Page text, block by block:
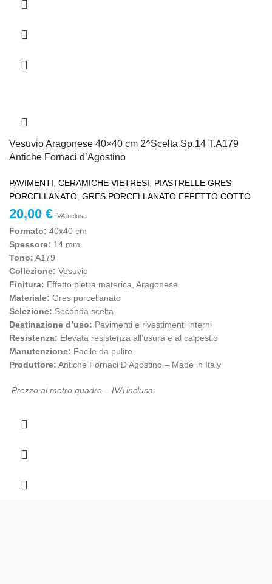
Vesuvio Aragonese 40×40 cm 2^Scelta Sp.14 T.A179
Antiche Fornaci d’Agostino
PAVIMENTI CERAMICHE VIETRESI
PIASTRELLE GRES
PORCELLANATO GRES PORCELLANATO EFFETTO COTTO
20,00 € IVA inclusa
Formato: 40x40 cm
Spessore: 14 mm
Tono: A179
Collezione: Vesuvio
Finitura: Effetto pietra materica, Aragonese
Materiale: Gres porcellanato
Selezione: Seconda scelta
Destinazione d’uso: Pavimenti e rivestimenti interni
Resistenza: Elevata resistenza all’usura e al calpestio
Manutenzione: Facile da pulire
Produttore: Antiche Fornaci D’Agostino – Made in Italy
Prezzo al metro quadro – IVA inclusa